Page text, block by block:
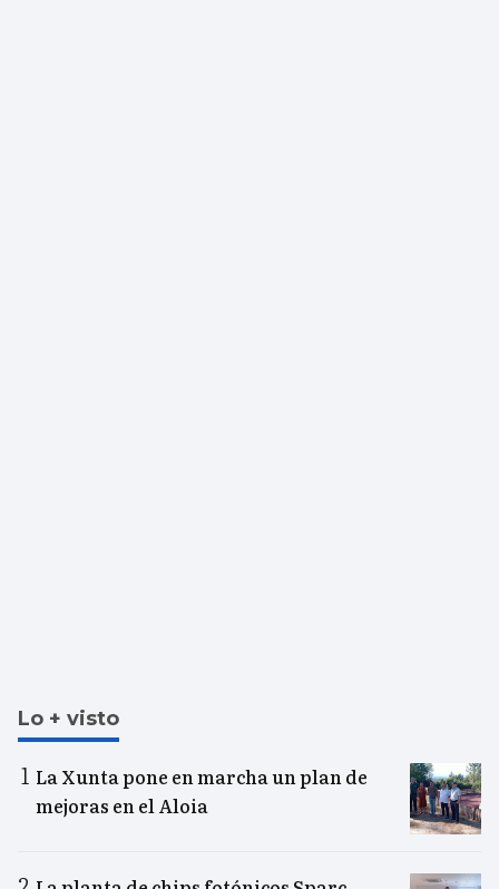
Lo + visto
La Xunta pone en marcha un plan de
mejoras en el Aloia